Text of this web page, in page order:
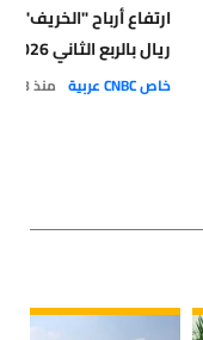
ريال بالربع الثاني 2026
خاص CNBC عربية منذ 18 ساعة